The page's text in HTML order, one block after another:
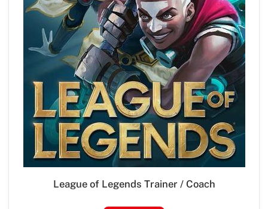
League of Legends Trainer / Coach
Faustball
Fußball
Handball
Radsport
Seniorensport
Ski & Wandern
Schwimmen
Sportkegeln